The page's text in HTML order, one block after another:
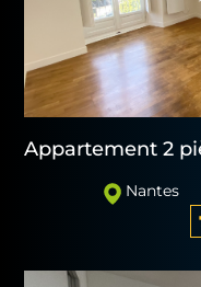
Appartement 2
Nantes